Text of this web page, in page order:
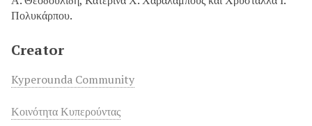
Πολυκάρπου.
Creator
Kyperounda Community
Κοινότητα Κυπερούντας